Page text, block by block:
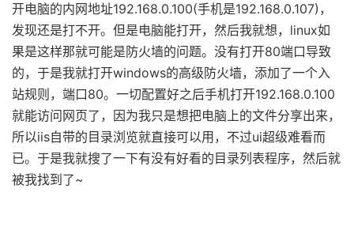
开电脑的内网地址192.168.0.100(手机是192.168.0.107)，
发现还是打不开。但是电脑能打开，然后我就想，linux如
果是这样那就可能是防火墙的问题。没有打开80端口导致
的，于是我就打开windows的高级防火墙，添加了一个入
站规则，端口80。一切配置好之后手机打开192.168.0.100
就能访问网页了，因为我只是想把电脑上的文件分享出来，
所以iis自带的目录浏览就直接可以用，不过ui超级难看而
已。于是我就搜了一下有没有好看的目录列表程序，然后就
被我找到了~